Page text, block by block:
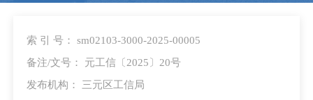
索 引 号： sm02103-3000-2025-00005
备注/文号： 元工信〔2025〕20号
发布机构： 三元区工信局